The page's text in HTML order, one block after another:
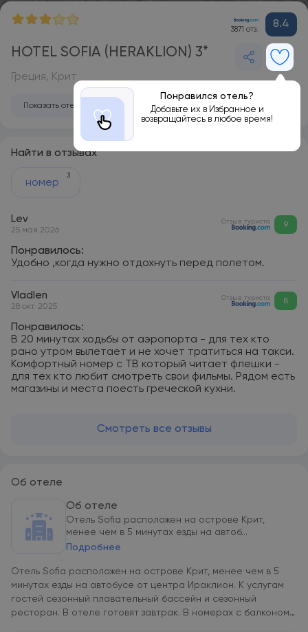
3871 отз. 8.4
HOTEL SOFIA (HERAKLION) 3*
Понравился отель?
Добавьте их в Избранное и
возвращайтесь в любое время!
Греция, Крит
Показать отель на карте
Найти в отзывах
номер
3
Lev
25 мая 2026
Отзыв туриста 9
Понравилось:
Удобно ,когда нужно отдохнуть перед полетом.
Vladlen
28 окт. 2025
Отзыв туриста 8
Понравилось:
В 20 минутах ходьбы от аэропорта - для тех кто
рано утром вылетает и не хочет тратиться на такси.
Комфортный номер с ТВ который читает флешки -
для тех кто любит смотреть свои фильмы. Рядом есть
магазины и места поесть греческой кухни.
Смотреть все отзывы
Об отеле
Об отеле
Отель Sofia расположен на острове Крит,
менее чем в 5 минутах езды на автоб...
Подробнее
Отель Sofia расположен на острове Крит, менее чем в 5
минутах езды на автобусе от центра Ираклион. К услугам
гостей сезонный плавательный бассейн и сезонный
ресторан. В отеле готовят завтрак. В номерах с балконом